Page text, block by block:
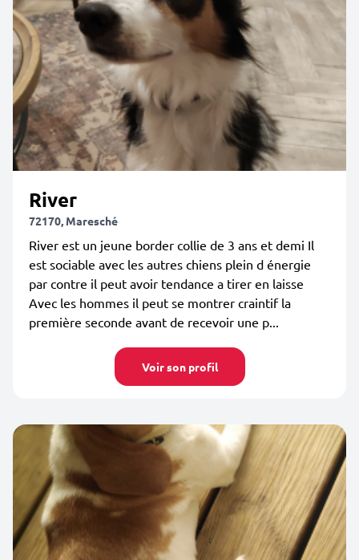
River
72170, Maresché
River est un jeune border collie de 3 ans et demi Il
est sociable avec les autres chiens plein d énergie
par contre il peut avoir tendance a tirer en laisse
Avec les hommes il peut se montrer craintif la
première seconde avant de recevoir une p...
Voir son profil